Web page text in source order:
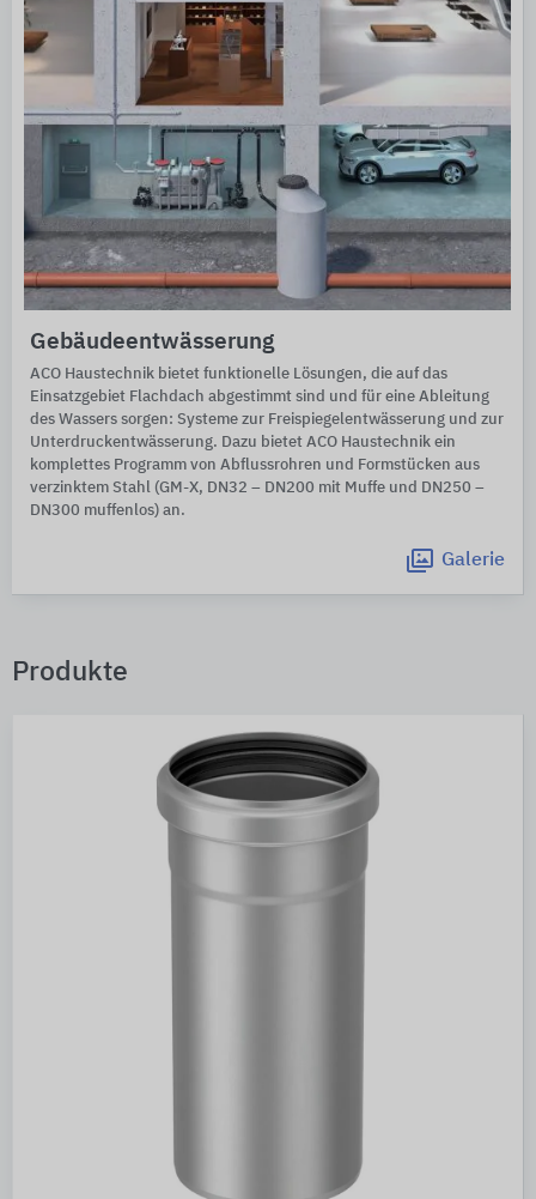
Gebäudeentwässerung
ACO Haustechnik bietet funktionelle Lösungen, die auf das
Einsatzgebiet Flachdach abgestimmt sind und für eine Ableitung
des Wassers sorgen: Systeme zur Freispiegelentwässerung und zur
Unterdruckentwässerung. Dazu bietet ACO Haustechnik ein
komplettes Programm von Abflussrohren und Formstücken aus
verzinktem Stahl (GM-X, DN32 – DN200 mit Muffe und DN250 –
DN300 muffenlos) an.
Galerie
Produkte